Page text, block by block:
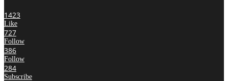
1423
Like
727
Follow
386
Follow
284
Subscribe